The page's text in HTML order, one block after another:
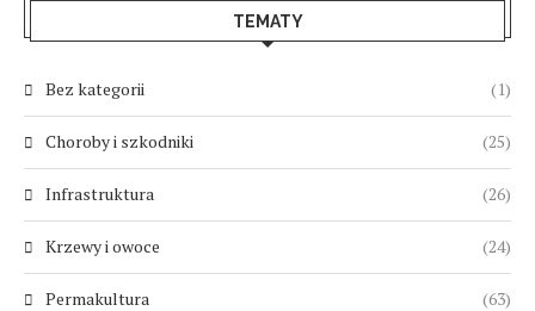
TEMATY
Bez kategorii (1)
Choroby i szkodniki (25)
Infrastruktura (26)
Krzewy i owoce (24)
Permakultura (63)